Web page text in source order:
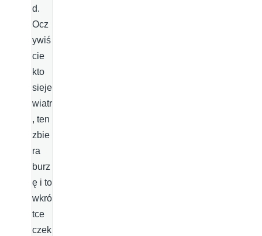
d.
Ocz
ywiś
cie
kto
sieje
wiatr
, ten
zbie
ra
burz
ę i to
wkró
tce
czek